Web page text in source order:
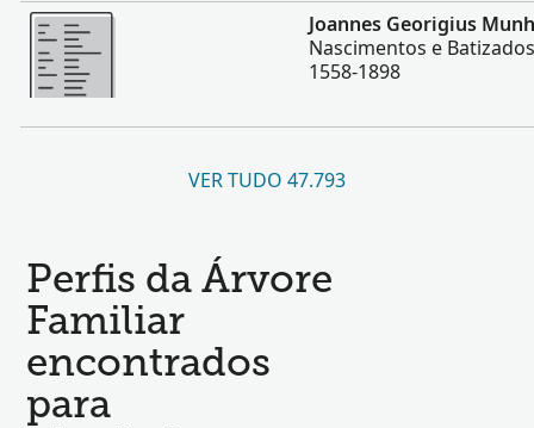
Mais
Joannes Georigius
Nascimentos e
1558-1898
VER TUDO 47.793
Perfis da Árvore
Familiar
encontrados
para